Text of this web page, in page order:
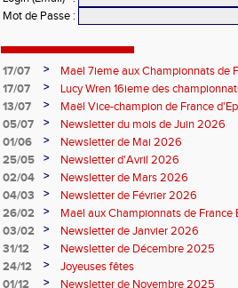
Mot de Passe :
17/07 >
Maël 7ieme aux Championnats de
17/07
>
Lucy Wren 16ieme des
perche
13/07 >
Maël Vice-champion de France
05/07
>
Newsletter du mois de Juin 2026
01/06
>
Newsletter de Mai 2026
25/05
>
Newsletter d'Avril 2026
02/04
>
Newsletter de Mars 2026
04/03
>
Newsletter de Février 2026
26/02
>
Maël aux Championnats de France
03/02
>
Newsletter de Janvier 2026
31/12
>
Newsletter de Décembre 2025
24/12
>
Joyeuses fêtes
01/12
> Newsletter de Novembre 2025